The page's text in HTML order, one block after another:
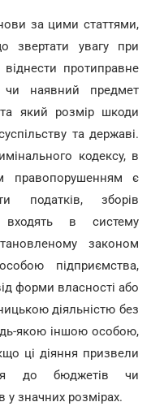
за цими статтями,
звертати увагу при
протиправне
чи наявний предмет
який розмір шкоди
та державі.
кодексу, в
правопорушенням є
податків, зборів
входять в систему
законом
підприємства,
форми власності або
діяльністю без
якою іншою особою,
ці діяння призвели
до бюджетів чи
у значних розмірах.